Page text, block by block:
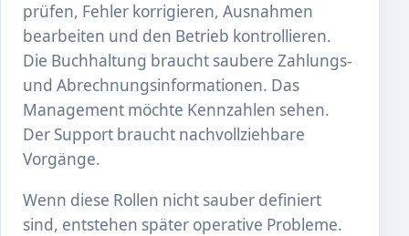
prüfen, Fehler korrigieren, Ausnahmen
bearbeiten und den Betrieb kontrollieren.
Die Buchhaltung braucht saubere Zahlungs-
und Abrechnungsinformationen. Das
Management möchte Kennzahlen sehen.
Der Support braucht nachvollziehbare
Vorgänge.
Wenn diese Rollen nicht sauber definiert
sind, entstehen später operative Probleme.